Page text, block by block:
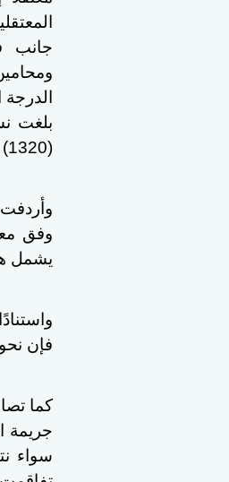
جانب
بلغت
(1320) معتقلًا
يشمل
فإن نحو 50% من عدد الأسرى الكلي، محتجزون تعسفيا بدون تهم أو محاكمات
كما
جريمة
سواء